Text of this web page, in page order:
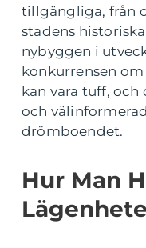
tillgängliga, från
stadens
nybyggen i
konkurrensen
kan vara tuff, och
och
drömboendet.
Hur Man